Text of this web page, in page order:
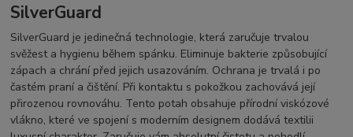
SilverGuard
SilverGuard je jedinečná technologie, která zaručuje trvalou
svěžest a hygienu během spánku. Eliminuje bakterie způsobující
zápach a chrání před jejich usazováním. Ochrana je trvalá i po
častém praní a čištění. Při kontaktu s pokožkou zachovává její
přirozenou rovnováhu. Tento potah obsahuje přírodní viskózové
vlákno, které ve spojení s moderním designem dodává textilii